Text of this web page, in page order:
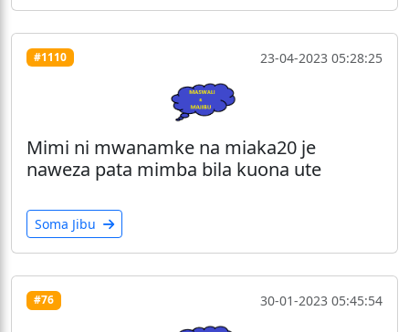
#1110 23-04-2023 05:28:25
Mimi ni mwanamke na miaka20 je
naweza pata mimba bila kuona ute
Soma Jibu
#76 30-01-2023 05:45:54